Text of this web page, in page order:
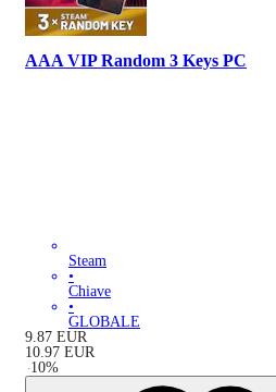
AAA VIP Random 3 Keys PC
Steam
•
Chiave
•
GLOBALE
9.87 EUR
10.97 EUR
-10%